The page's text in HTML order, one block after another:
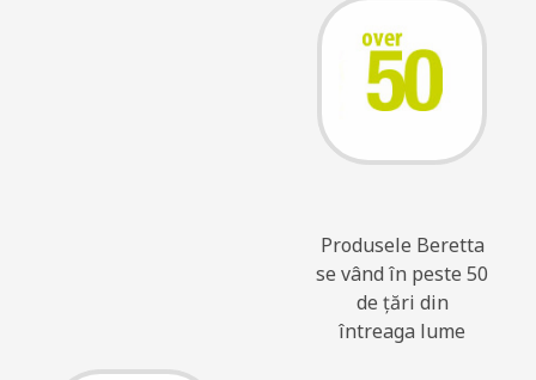
Produsele Beretta
se vând în peste 50
de țări din
întreaga lume